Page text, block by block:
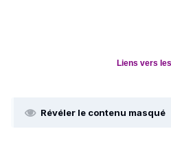
Liens vers
Révéler le contenu masqué